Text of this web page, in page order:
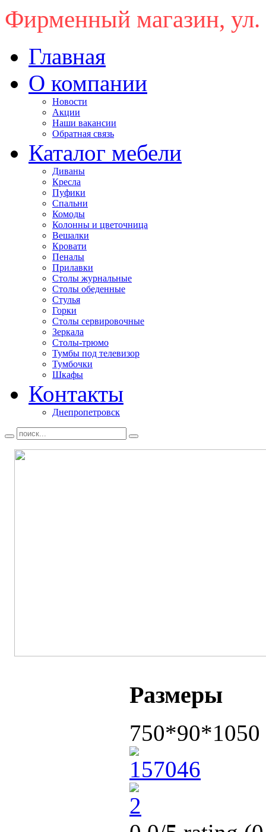
Фирменный магазин, ул.
Главная
О компании
Новости
Акции
Наши вакансии
Обратная связь
Каталог мебели
Диваны
Кресла
Пуфики
Спальни
Комоды
Колонны и цветочница
Вешалки
Кровати
Пеналы
Прилавки
Столы журнальные
Столы обеденные
Стулья
Горки
Столы сервировочные
Зеркала
Столы-трюмо
Тумбы под телевизор
Тумбочки
Шкафы
Контакты
Днепропетровск
Размеры
750*90*1050